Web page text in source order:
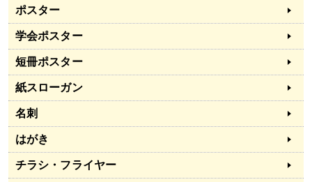
ポスター
学会ポスター
短冊ポスター
紙スローガン
名刺
はがき
チラシ・フライヤー